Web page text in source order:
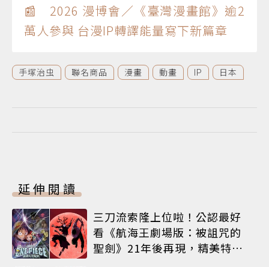
📰 2026 漫博會／《臺灣漫畫館》逾2
萬人參與 台漫IP轉譯能量寫下新篇章
手塚治虫 聯名商品 漫畫 動畫 IP 日本
延伸閱讀
三刀流索隆上位啦！公認最好
看《航海王劇場版：被詛咒的
聖劍》21年後再現，精美特典